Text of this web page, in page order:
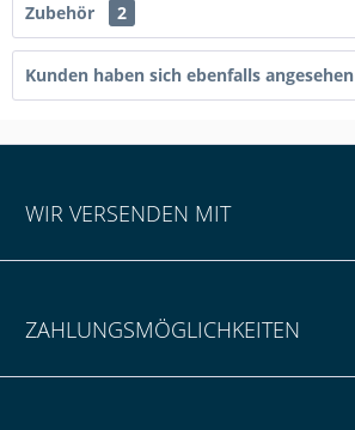
Zubehör 2
Kunden haben sich ebenfalls angesehen
WIR VERSENDEN MIT
ZAHLUNGSMÖGLICHKEITEN